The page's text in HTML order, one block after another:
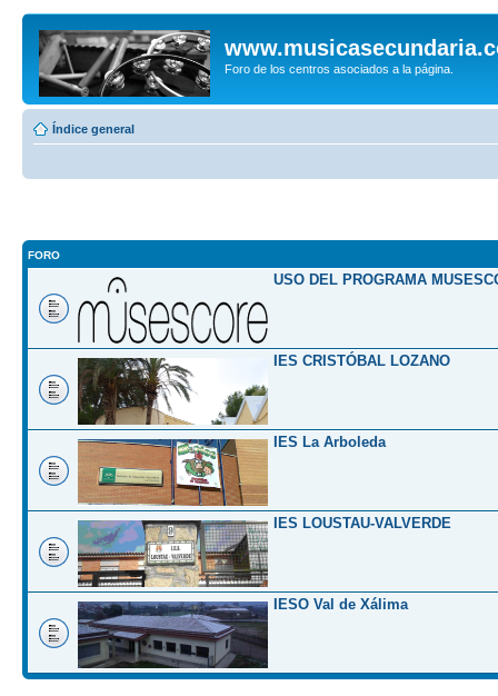
Foro de los centros asociados a la página.
Índice general
FORO
USO DEL PROGRAMA
IES CRISTÓBAL LOZANO
IES La Arboleda
IES LOUSTAU-VALVERDE
IESO Val de Xálima